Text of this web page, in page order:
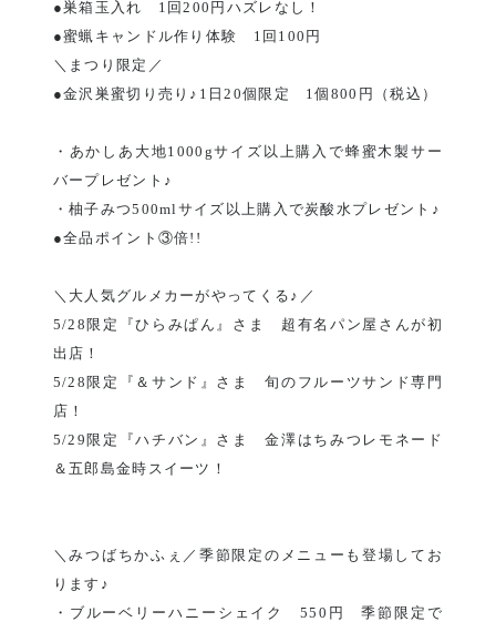
●巣箱玉入れ 1回200円ハズレなし！
●蜜蝋キャンドル作り体験 1回100円
＼まつり限定／
●金沢巣蜜切り売り♪1日20個限定 1個800円（税込）
・あかしあ大地1000gサイズ以上購入で蜂蜜木製サー
バープレゼント♪
・柚子みつ500mlサイズ以上購入で炭酸水プレゼント♪
●全品ポイント③倍!!
＼大人気グルメカーがやってくる♪／
5/28限定『ひらみぱん』さま 超有名パン屋さんが初
出店！
5/28限定『＆サンド』さま 旬のフルーツサンド専門
店！
5/29限定『ハチバン』さま 金澤はちみつレモネード
＆五郎島金時スイーツ！
＼みつばちかふぇ／季節限定のメニューも登場してお
ります♪
・ブルーベリーハニーシェイク 550円 季節限定で